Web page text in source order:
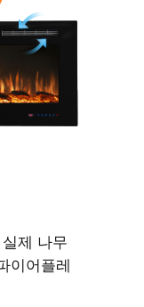
제 나무
이어플레